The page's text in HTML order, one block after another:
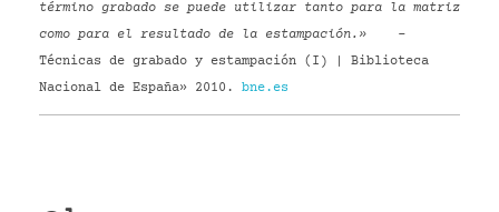
término grabado se puede utilizar tanto para la matriz
como para el resultado de la estampación.» –
Técnicas de grabado y estampación (I) | Biblioteca
Nacional de España» 2010. bne.es